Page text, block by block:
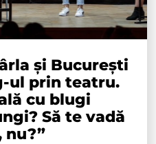
și București
ul prin teatru.
cu blugi
Să te vadă
nu?”